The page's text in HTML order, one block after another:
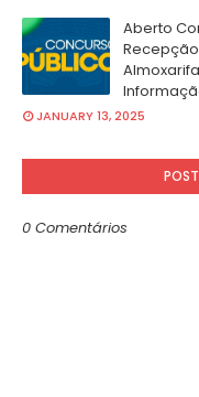
Aberto
JANUARY 13, 2025
0 Comentários